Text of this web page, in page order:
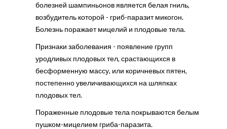
болезней шампиньонов является белая гниль,
возбудитель которой - гриб-паразит микогон.
Болезнь поражает мицелий и плодовые тела.
Признаки заболевания - появление групп
уродливых плодовых тел, срастающихся в
бесформенную массу, или коричневых пятен,
постепенно увеличивающихся на шляпках
плодовых тел.
Пораженные плодовые тела покрываются белым
пушком-мицелием гриба-паразита.